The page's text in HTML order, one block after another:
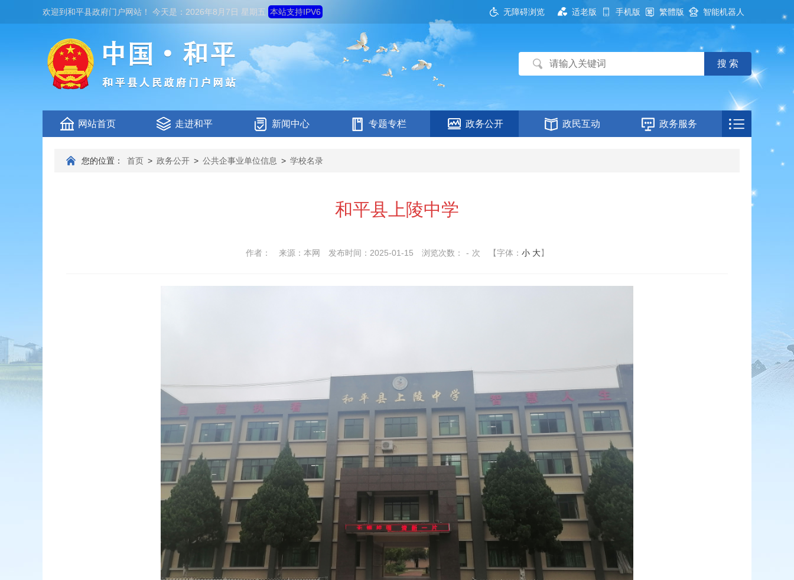
欢迎到和平县政府门户网站 ！ 今天是： 2026年8月7日 星期五 本站支持IPV6 无障碍浏览 适老版 手机版 繁體版 智能机器人
网站首页 走进和平 新闻中心 专题专栏 政务公开 政民互动 政务服务
您的位置： 首页 > 政务公开 > 公共企事业单位信息 > 学校名录
和平县上陵中学
作者： 来源：本网 发布时间：2025-01-15 浏览次数： - 次 【字体： 小 大】